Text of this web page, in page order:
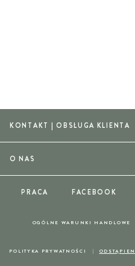
KONTAKT | OBSŁUGA KLIENTA
OGÓLNE WARUNKI HANDLOWE
POLITYKA PRYWATNOŚCI
O NAS
PRACA FACEBOOK